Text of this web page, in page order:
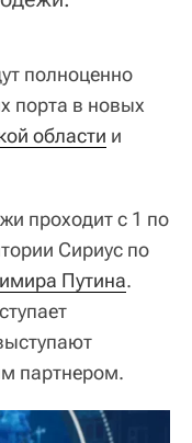
полноценно
порта в новых
области и
проходит с 1 по
Сириус по
Путина.
партнером.